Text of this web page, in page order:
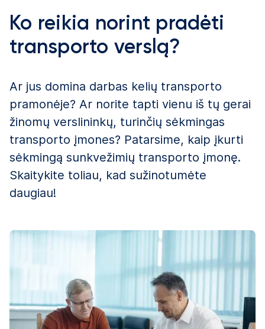
Ko reikia norint pradėti
transporto verslą?
Ar jus domina darbas kelių transporto
pramonėje? Ar norite tapti vienu iš tų gerai
žinomų verslininkų, turinčių sėkmingas
transporto įmones? Patarsime, kaip įkurti
sėkmingą sunkvežimių transporto įmonę.
Skaitykite toliau, kad sužinotumėte
daugiau!